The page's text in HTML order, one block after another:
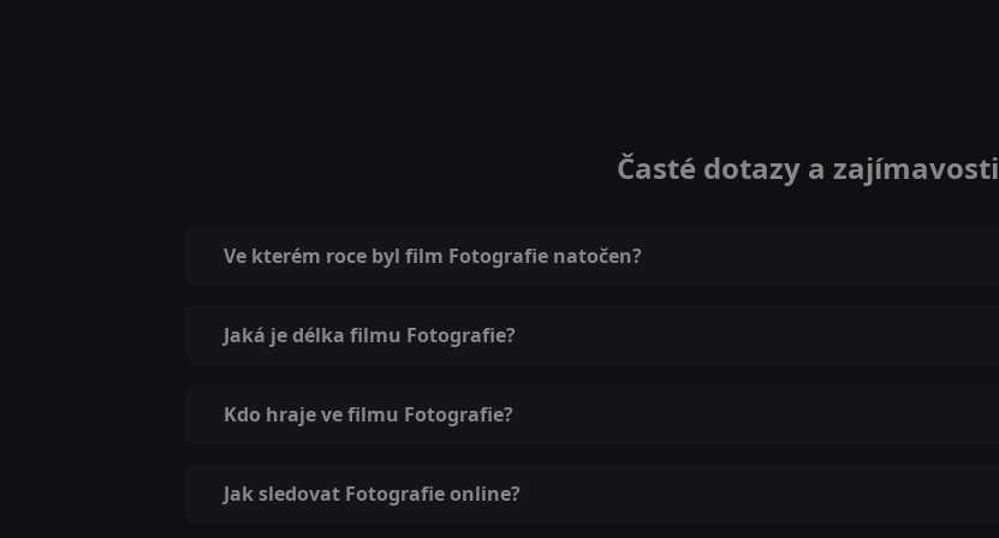
Časté dotazy a zajímavosti
Ve kterém roce byl film Fotografie natočen?
Jaká je délka filmu Fotografie?
Kdo hraje ve filmu Fotografie?
Jak sledovat Fotografie online?